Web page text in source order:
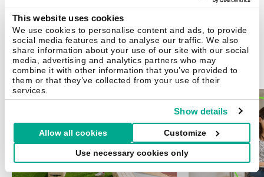
This website uses cookies
We use cookies to personalise content and ads, to provide
social media features and to analyse our traffic. We also
share information about your use of our site with our social
media, advertising and analytics partners who may
combine it with other information that you’ve provided to
them or that they’ve collected from your use of their
services.
Show details
Allow all cookies Customize
Use necessary cookies only
相关文章